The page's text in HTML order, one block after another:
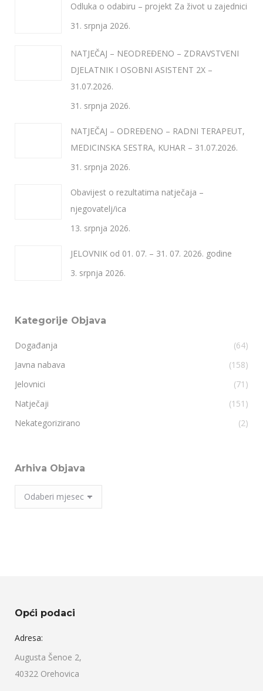
Odluka o odabiru – projekt Za život u zajednici
31. srpnja 2026.
NATJEČAJ – NEODREĐENO – ZDRAVSTVENI
DJELATNIK I OSOBNI ASISTENT 2X –
31.07.2026.
31. srpnja 2026.
NATJEČAJ – ODREĐENO – RADNI TERAPEUT,
MEDICINSKA SESTRA, KUHAR – 31.07.2026.
31. srpnja 2026.
Obavijest o rezultatima natječaja –
njegovatelj/ica
13. srpnja 2026.
JELOVNIK od 01. 07. – 31. 07. 2026. godine
3. srpnja 2026.
Kategorije Objava
Događanja
(64)
Javna nabava
(158)
Jelovnici
(71)
Natječaji
(151)
Nekategorizirano
(2)
Arhiva Objava
Arhiva
Objava
Opći podaci
Adresa:
Augusta Šenoe 2,
40322 Orehovica